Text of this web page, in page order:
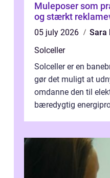
Muleposer som
og stærkt
05 july 2026
Sara
Solceller
Solceller er en
gør det muligt at
omdanne den til
bæredygtig